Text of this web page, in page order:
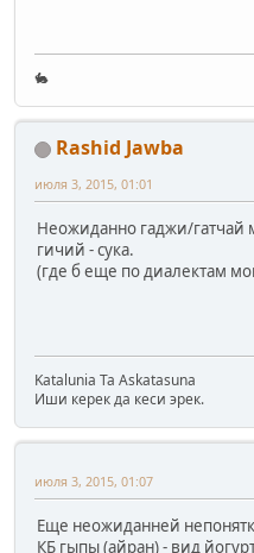
🐇
Rashid Jawba
июля 3, 2015, 01:01
Неожиданно гаджи/гатчай
гичий - сука.
(где б еще по диалектам
Katalunia Ta Askatasuna
Иши керек да кеси эрек.
июля 3, 2015, 01:07
Еще неожиданней
КБ гыпы (айран) - вид